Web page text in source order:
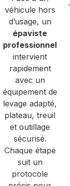
véhicule hors
d’usage, un
épaviste
professionnel
intervient
rapidement
avec un
équipement de
levage adapté,
plateau, treuil
et outillage
sécurisé.
Chaque étape
suit un
protocole